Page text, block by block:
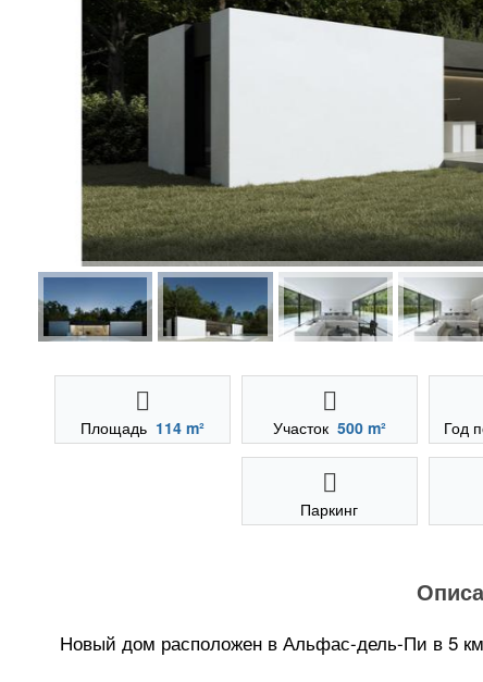
Площадь 114 m² Участок 500 m² Год
Паркинг
Новый дом расположен в Альфас-дель-Пи в 5